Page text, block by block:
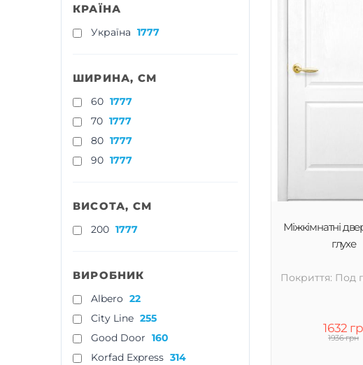
КРАЇНА
Україна 1777
ШИРИНА, СМ
60 1777
70 1777
80 1777
90 1777
ВИСОТА, СМ
200 1777
ВИРОБНИК
Albero 22
City Line 255
Good Door 160
Korfad Express 314
Міжкімнатні
глухе
Покриття: Под
1632
1936 грн